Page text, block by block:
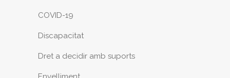
COVID-19
Discapacitat
Dret a decidir amb suports